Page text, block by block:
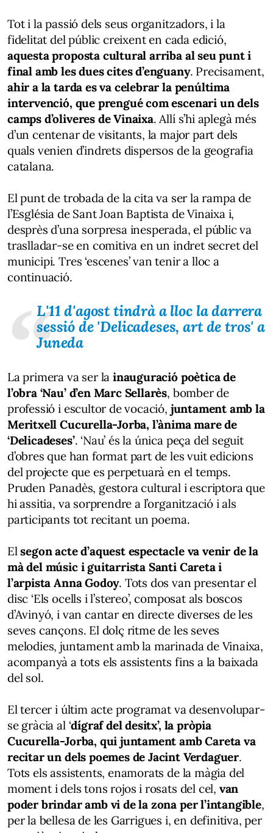
Tot i la passió dels seus organitzadors, i la
fidelitat del públic creixent en cada edició,
aquesta proposta cultural arriba al seu punt i
final amb les dues cites d’enguany. Precisament,
ahir a la tarda es va celebrar la penúltima
intervenció, que prengué com escenari un dels
camps d’oliveres de Vinaixa. Allí s’hi aplegà més
d’un centenar de visitants, la major part dels
quals venien d’indrets dispersos de la geografia
catalana.
El punt de trobada de la cita va ser la rampa de
l’Església de Sant Joan Baptista de Vinaixa i,
desprès d’una sorpresa inesperada, el públic va
traslladar-se en comitiva en un indret secret del
municipi. Tres ‘escenes’ van tenir a lloc a
continuació.
L'11 d'agost tindrà a lloc la darrera
sessió de 'Delicadeses, art de tros' a
Juneda
La primera va ser la inauguració poètica de
l’obra ‘Nau’ d’en Marc Sellarès, bomber de
professió i escultor de vocació, juntament amb la
Meritxell Cucurella-Jorba, l’ànima mare de
‘Delicadeses’. ‘Nau’ és la única peça del seguit
d’obres que han format part de les vuit edicions
del projecte que es perpetuarà en el temps.
Pruden Panadès, gestora cultural i escriptora que
hi assitia, va sorprendre a l’organització i als
participants tot recitant un poema.
Elsegon acte d’aquest espectacle va venir de la
mà del músic i guitarrista Santi Careta i
l’arpista Anna Godoy. Tots dos van presentar el
disc ‘Els ocells i l’stereo’, composat als boscos
d’Avinyó, i van cantar en directe diverses de les
seves cançons. El dolç ritme de les seves
melodies, juntament amb la marinada de Vinaixa,
acompanyà a tots els assistents fins a la baixada
del sol.
El tercer i últim acte programat va desenvolupar-
se gràcia al ‘dígraf del desitx’, la pròpia
Cucurella-Jorba, qui juntament amb Careta va
recitar un dels poemes de Jacint Verdaguer.
Tots els assistents, enamorats de la màgia del
moment i dels tons rojos i rosats del cel, van
poder brindar amb vi de la zona per l’intangible,
per la bellesa de les Garrigues i, en definitiva, per